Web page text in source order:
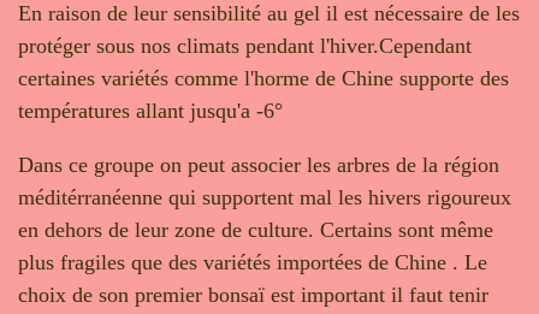
En raison de leur sensibilité au gel il est nécessaire de les
protéger sous nos climats pendant l'hiver.Cependant
certaines variétés comme l'horme de Chine supporte des
températures allant jusqu'a -6°
Dans ce groupe on peut associer les arbres de la région
méditérranéenne qui supportent mal les hivers rigoureux
en dehors de leur zone de culture. Certains sont même
plus fragiles que des variétés importées de Chine . Le
choix de son premier bonsaï est important il faut tenir